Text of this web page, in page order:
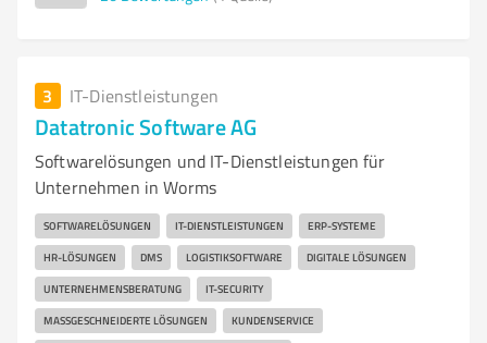
3 IT-Dienstleistungen
Datatronic Software AG
Softwarelösungen und IT-Dienstleistungen für
Unternehmen in Worms
SOFTWARELÖSUNGEN IT-DIENSTLEISTUNGEN ERP-SYSTEME
HR-LÖSUNGEN DMS LOGISTIKSOFTWARE DIGITALE LÖSUNGEN
UNTERNEHMENSBERATUNG IT-SECURITY
MASSGESCHNEIDERTE LÖSUNGEN KUNDENSERVICE